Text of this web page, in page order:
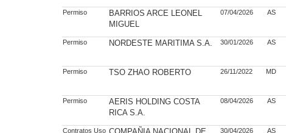
Permiso
BARRIOS ARCE LEONEL
MIGUEL
07/04/2026 AS
Permiso NORDESTE MARITIMA S.A. 30/01/2026 AS
Permiso TSO ZHAO ROBERTO 26/11/2022 MD
Permiso
AERIS HOLDING COSTA
RICA S.A.
08/04/2026 AS
Contratos Uso
30/04/2026 AS